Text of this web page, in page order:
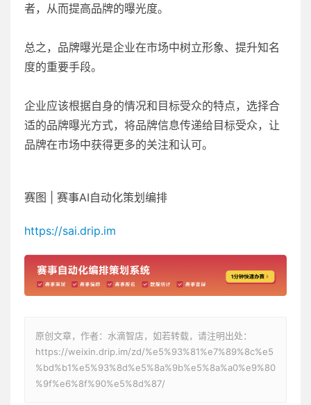
者，从而提高品牌的曝光度。
总之，品牌曝光是企业在市场中树立形象、提升知名
度的重要手段。
企业应该根据自身的情况和目标受众的特点，选择合
适的品牌曝光方式，将品牌信息传递给目标受众，让
品牌在市场中获得更多的关注和认可。
赛图 | 赛事AI自动化策划编排
https://sai.drip.im
原创文章，作者：水滴智店，如若转载，请注明出处：
https://weixin.drip.im/zd/%e5%93%81%e7%89%8c%e5
%bd%b1%e5%93%8d%e5%8a%9b%e5%8a%a0%e9%80
%9f%e6%8f%90%e5%8d%87/